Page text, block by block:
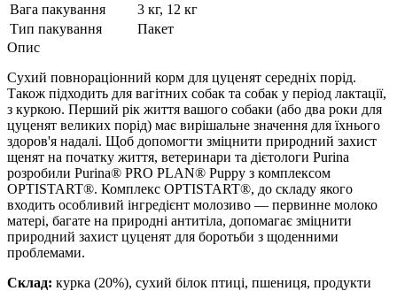
Вага пакування
3 кг, 12 кг
Тип пакування
Пакет
Опис
Сухий повнораціонний корм для цуценят середніх порід.
Також підходить для вагітних собак та собак у період лактації,
з куркою. Перший рік життя вашого собаки (або два роки для
цуценят великих порід) має вирішальне значення для їхнього
здоров'я надалі. Щоб допомогти зміцнити природний захист
щенят на початку життя, ветеринари та дієтологи Purina
розробили Purina® PRO PLAN® Puppy з комплексом
OPTISTART®. Комплекс OPTISTART®, до складу якого
входить особливий інгредієнт молозиво — первинне молоко
матері, багате на природні антитіла, допомагає зміцнити
природний захист цуценят для боротьби з щоденними
проблемами.
Склад: курка (20%), сухий білок птиці, пшениця, продукти